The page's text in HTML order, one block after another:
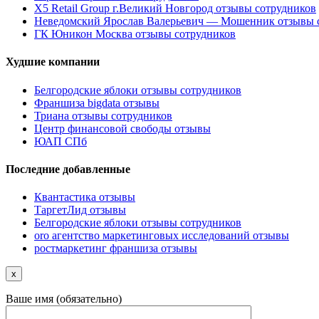
X5 Retail Group г.Великий Новгород отзывы сотрудников
Неведомский Ярослав Валерьевич — Мошенник отзывы
ГК Юникон Москва отзывы сотрудников
Худшие компании
Белгородские яблоки отзывы сотрудников
Франшиза bigdata отзывы
Триана отзывы сотрудников
Центр финансовой свободы отзывы
ЮАП СПб
Последние добавленные
Квантастика отзывы
ТаргетЛид отзывы
Белгородские яблоки отзывы сотрудников
oro агентство маркетинговых исследований отзывы
ростмаркетинг франшиза отзывы
x
Ваше имя (обязательно)